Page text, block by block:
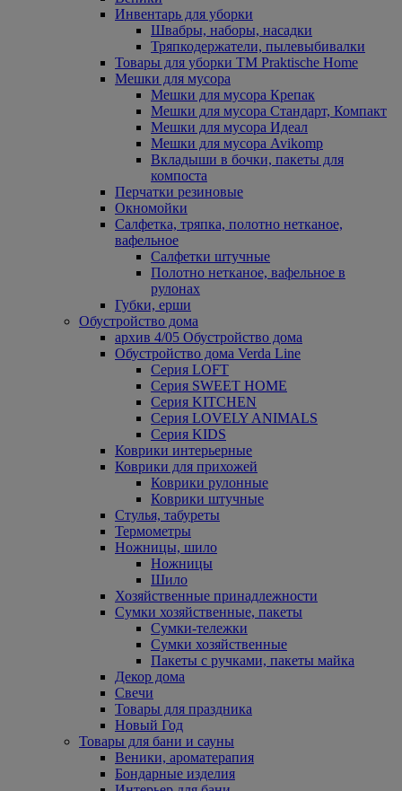
Инвентарь для уборки
Швабры, наборы, насадки
Тряпкодержатели, пылевыбивалки
Товары для уборки ТМ Praktische Home
Мешки для мусора
Мешки для мусора Крепак
Мешки для мусора Стандарт, Компакт
Мешки для мусора Идеал
Мешки для мусора Avikomp
Вкладыши в бочки, пакеты для
компоста
Перчатки резиновые
Окномойки
Салфетка, тряпка, полотно нетканое,
вафельное
Салфетки штучные
Полотно нетканое, вафельное в
рулонах
Губки, ерши
Обустройство дома
архив 4/05 Обустройство дома
Обустройство дома Verda Line
Серия LOFT
Серия SWEET HOME
Серия KITCHEN
Серия LOVELY ANIMALS
Серия KIDS
Коврики интерьерные
Коврики для прихожей
Коврики рулонные
Коврики штучные
Стулья, табуреты
Термометры
Ножницы, шило
Ножницы
Шило
Хозяйственные принадлежности
Сумки хозяйственные, пакеты
Сумки-тележки
Сумки хозяйственные
Пакеты с ручками, пакеты майка
Декор дома
Свечи
Товары для праздника
Новый Год
Товары для бани и сауны
Веники, ароматерапия
Бондарные изделия